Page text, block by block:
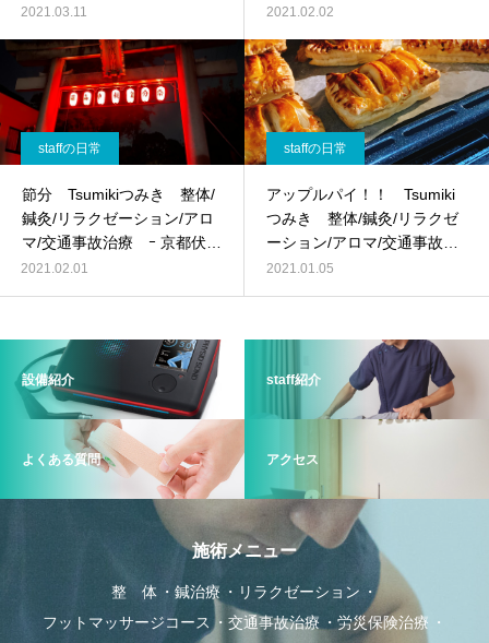
ロマ/交通事故治療 ｰ 京都伏
2021.03.11
伏見 –
2021.02.02
staffの日常
節分 Tsumikiつみき 整体/
鍼灸/リラクゼーション/アロ
マ/交通事故治療 ｰ 京都伏見
–
2021.02.01
staffの日常
アップルパイ！！ Tsumiki
つみき 整体/鍼灸/リラクゼ
ーション/アロマ/交通事故 ｰ
京都伏見 –
2021.01.05
設備紹介 staff紹介
よくある質問 アクセス
施術メニュー
整 体 鍼治療
リラクゼーション
フットマッサージコース
交通事故治療
労災保険治療